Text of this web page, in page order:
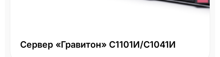
Сервер «Гравитон» С1101И/С1041И